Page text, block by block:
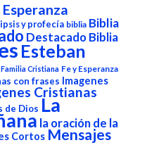
y profecía biblia Biblia
Destacado Biblia
Esteban
Familia Cristiana Fe y Esperanza
con frases Imagenes
Cristianas
de Dios La
la oración de la
Cortos Mensajes